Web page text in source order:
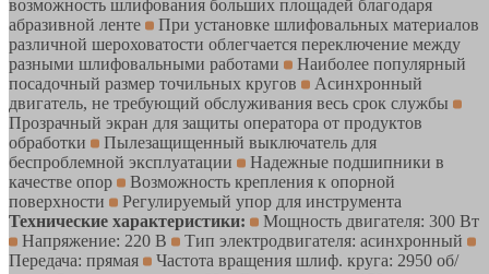
возможность шлифования больших площадей благодаря
абразивной ленте
При установке шлифовальных материалов
различной шероховатости облегчается переключение между
разными шлифовальными работами
Наиболее популярный
посадочный размер точильных кругов
Асинхронный
двигатель, не требующий обслуживания весь срок службы
Прозрачный экран для защиты оператора от продуктов
обработки
Пылезащищенный выключатель для
беспроблемной эксплуатации
Надежные подшипники в
качестве опор
Возможность крепления к опорной
поверхности
Регулируемый упор для инструмента
Технические характеристики:
Мощность двигателя: 300 Вт
Напряжение: 220 В
Тип электродвигателя: асинхронный
Передача: прямая
Частота вращения шлиф. круга: 2950 об/